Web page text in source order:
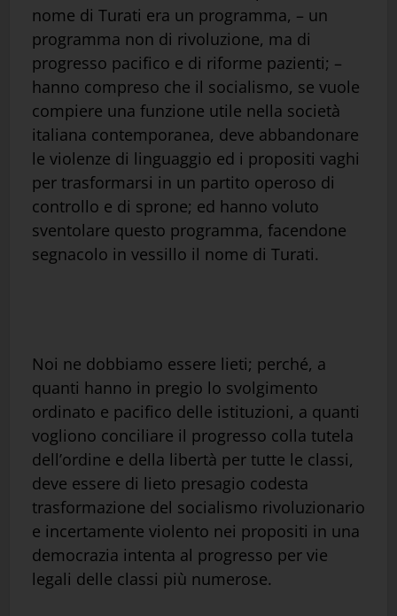
nome di Turati era un programma, – un
programma non di rivoluzione, ma di
progresso pacifico e di riforme pazienti; –
hanno compreso che il socialismo, se vuole
compiere una funzione utile nella società
italiana contemporanea, deve abbandonare
le violenze di linguaggio ed i propositi vaghi
per trasformarsi in un partito operoso di
controllo e di sprone; ed hanno voluto
sventolare questo programma, facendone
segnacolo in vessillo il nome di Turati.
Noi ne dobbiamo essere lieti; perché, a
quanti hanno in pregio lo svolgimento
ordinato e pacifico delle istituzioni, a quanti
vogliono conciliare il progresso colla tutela
dell’ordine e della libertà per tutte le classi,
deve essere di lieto presagio codesta
trasformazione del socialismo rivoluzionario
e incertamente violento nei propositi in una
democrazia intenta al progresso per vie
legali delle classi più numerose.